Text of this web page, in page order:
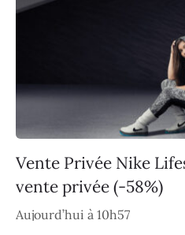
Vente Privée Nike
vente privée (-58%)
Aujourd’hui à 10h57